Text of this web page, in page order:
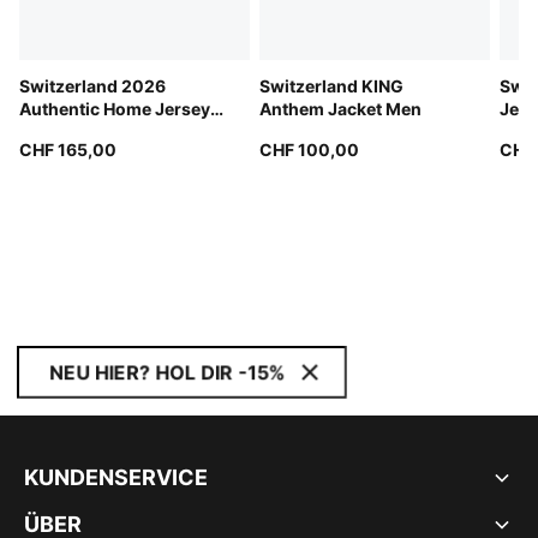
Switzerland 2026
Authentic Home Jersey
CHF 165,00
Switzerland KING
Anthem Jacket Men
CHF 100,00
NEU HIER? HOL DIR -15%
KUNDENSERVICE
ÜBER